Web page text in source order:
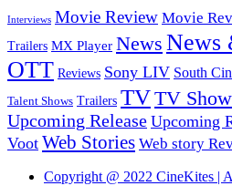
Interviews Movie Review Movie
Trailers MX Player News News
OTT Reviews Sony LIV South
Talent Shows Trailers TVTV
Upcoming Release Upcoming
Voot Web Stories Web story
Copyright @ 2022 CineKites |